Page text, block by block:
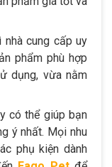
cung cấp uy
phẩm phù hợp
dụng, vừa nằm
có thể giúp bạn
ý nhất. Mọi nhu
phụ kiện dành